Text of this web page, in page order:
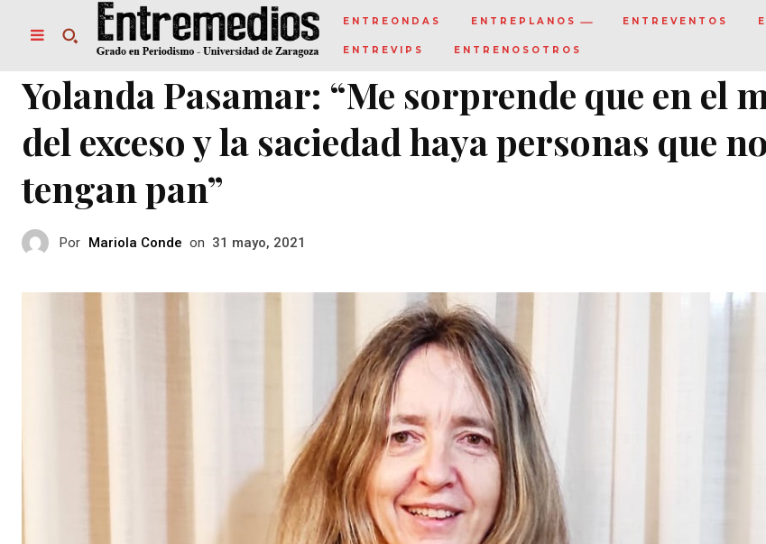
ENTREONDAS ENTREPLANOS ENTREVENTOS
ENTREVIPS ENTRENOSOTROS
Yolanda Pasamar: “Me sorprende que en el
del exceso y la saciedad haya personas que no
tengan pan”
Por Mariola Conde on 31 mayo, 2021